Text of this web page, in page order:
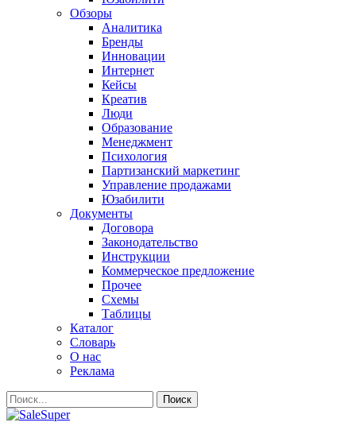
Обзоры
Аналитика
Бренды
Инновации
Интернет
Кейсы
Креатив
Люди
Образование
Менеджмент
Психология
Партизанский маркетинг
Управление продажами
Юзабилити
Документы
Договора
Законодательство
Инструкции
Коммерческое предложение
Прочее
Схемы
Таблицы
Каталог
Словарь
О нас
Реклама